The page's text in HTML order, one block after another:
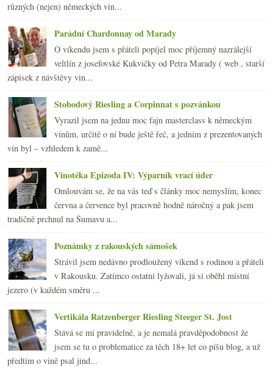
různých (nejen) německých vin...
Parádní Chardonnay od Marady
O víkendu jsem s přáteli popíjel moc příjemný nazrálejší
veltlín z josefovské Kukvičky od Petra Marady ( web , starší
zápisek z návštěvy vin...
Stobodový Riesling a Corpinnat s pozvánkou
Vyrazil jsem na jednu moc fajn masterclass k německým
vínům, určitě o ní bude ještě řeč, a jedním z prezentovaných
vín byl – vzhledem k zamě...
Vinotéka Epizoda IV: Výparník vrací úder
Omlouvám se, že na vás teď s články moc nemyslím, konec
června a července byl pracovně hodně náročný a pak jsem
tradičně prchnul na Šumavu a...
Poznámky z rakouských sámošek
Strávil jsem nedávno prodloužený víkend s rodinou a přáteli
v Rakousku. Zatímco ostatní lyžovali, já si oběhl místní
jezero (v každém směru ...
Vertikála Ratzenberger Riesling Steeger St. Jost
Stává se mi pravidelně, a je nemalá pravděpodobnost že
jsem se tu o problematice za těch 18+ let co píšu blog, a už
předtím o víně psal jind...